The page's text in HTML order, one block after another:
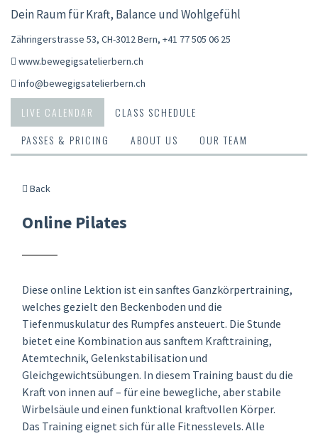
Dein Raum für Kraft, Balance und Wohlgefühl
Zähringerstrasse 53, CH-3012 Bern, +41 77 505 06 25
www.bewegigsatelierbern.ch
info@bewegigsatelierbern.ch
LIVE CALENDAR
CLASS SCHEDULE
PASSES & PRICING
ABOUT US OUR TEAM
Back
Online Pilates
Diese online Lektion ist ein sanftes Ganzkörpertraining,
welches gezielt den Beckenboden und die
Tiefenmuskulatur des Rumpfes ansteuert. Die Stunde
bietet eine Kombination aus sanftem Krafttraining,
Atemtechnik, Gelenkstabilisation und
Gleichgewichtsübungen. In diesem Training baust du die
Kraft von innen auf – für eine bewegliche, aber stabile
Wirbelsäule und einen funktional kraftvollen Körper.
Das Training eignet sich für alle Fitnesslevels. Alle